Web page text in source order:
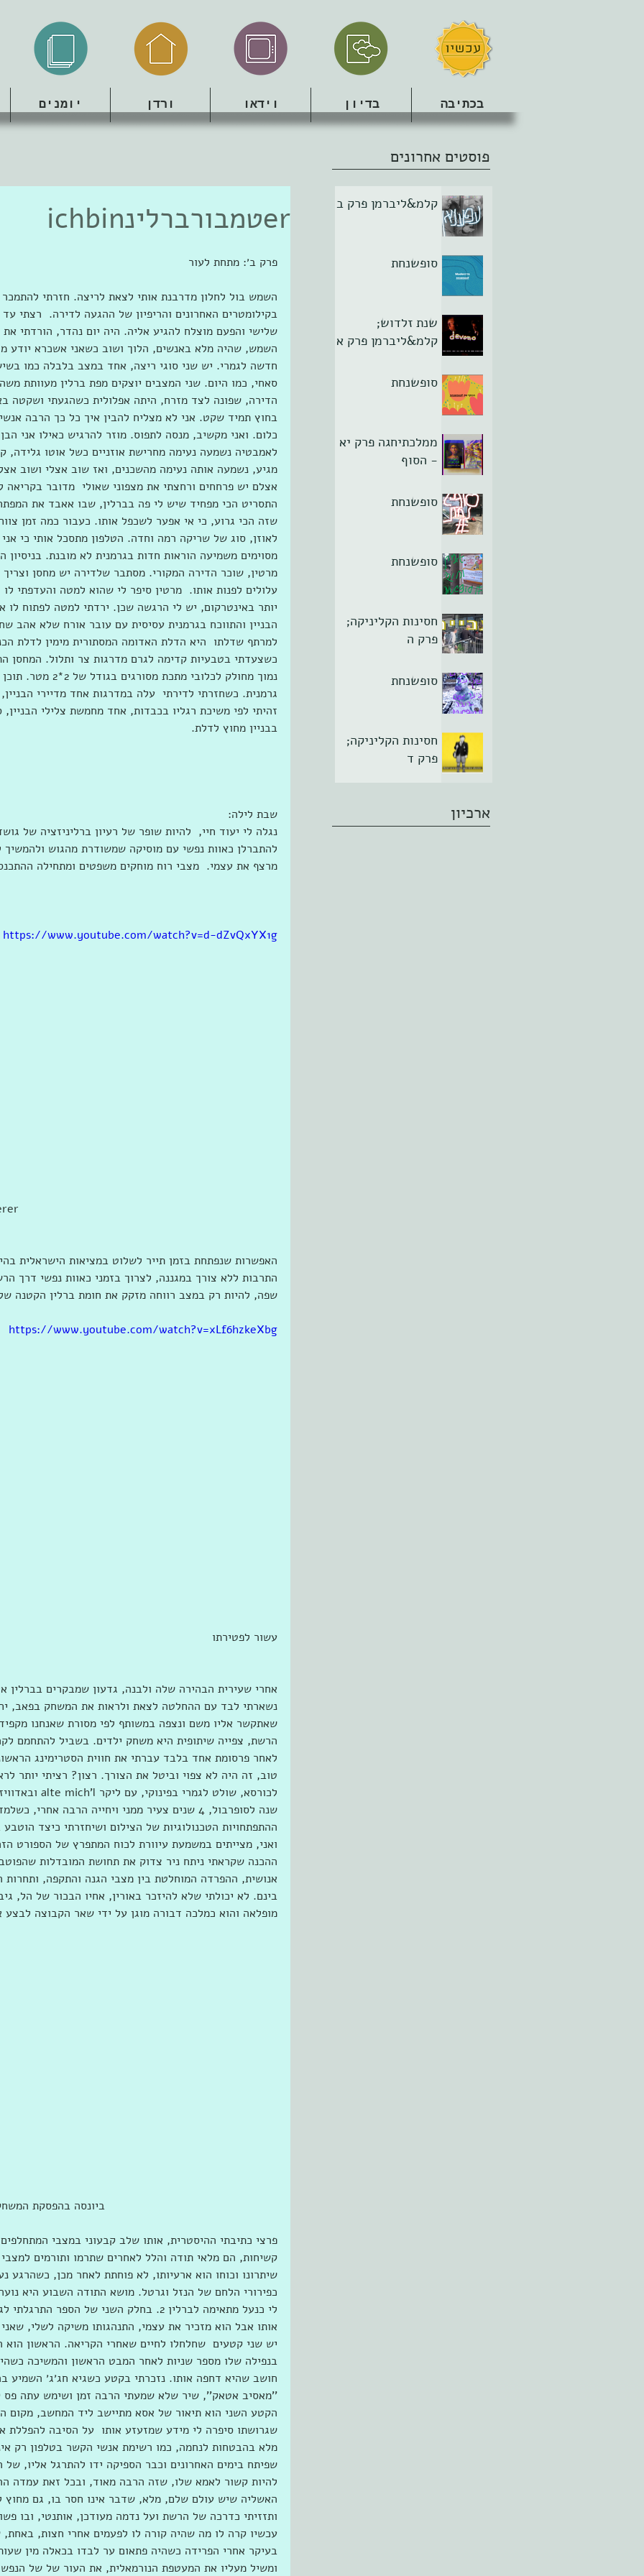
בכתיבה בדיון וידאו ורדן יומנים
פוסטים אחרונים
erטמבורברלינichbin
פרק ב׳: מתחת לעור
השמש בול לחלון מדרבנת אותי לצאת לריצה. חזרתי
בקילומטרים האחרונים והריפיון של ההגעה לדירה.  רצתי
שלישי והפעם מוצלח להגיע אליה. היה יום נהדר, הורדתי
השמש, שהיה מלא באנשים, הלוך ושוב כשאני אשכרא יודע
חדשה לגמרי. יש שני סוגי ריצה, אחד במצב בלבלה כמו
סאחי, כמו היום. שני המצבים יוצקים מפת ברלין מעוותת
הדירה, שפונה לצד מזרח, היתה אפלולית כשהגעתי
בחוץ תמיד שקט. אני לא מצליח להבין איך כל כך הרבה
כלום. ואני מקשיב, מנסה לתפוס. מוזר להרגיש כאילו אני
לאמבטיה נשמעה נעימה מחרישת אוזניים כשל אוטו
מגיע, נשמעה אותה נעימה מהשכנים, ואז שוב אצלי ושוב
אצלם יש פרחחים ורחצתי את מצפוני שאולי  מדובר
התסריט הכי מפחיד שיש לי פה בברלין, שבו אאבד את
שזה הכי גרוע, כי אי אפער לשכפל אותו. כעבור כמה זמן
לאוזן, סוג של שריקה רמה וחדה. הטלפון מתסכל אותי כי
מסוימים משמיעה הוראות חדות בגרמנית לא מובנת.
מרטין, שוכר הדירה המקורי. מסתבר שלדירה יש מחסן
עלולים לפנות אותו.  מרטין סיפר לי שהוא למטה והעדפתי
יותר באינטרקום, יש לי הרגשה שכן. ירדתי למטה לפתוח
הבניין והתווכח בגרמנית עסיסית עם עובר אורח שלא אהב
למרתף שדלתו  היא הדלת האדומה המסתורית מימין לדלת
כשצעדתי בטבעיות קדימה לגרם מדרגות צר ותלול. המחסן
נמוך מחולק לכלובי
גרמנית. כשחזרתי לדירתי  עלה במדרגות אחד מדיירי
זהיתי לפי משיכת רגליו בכבדות, אחד מחמשת צלילי
בבניין מחוץ לדלת.
שבת לילה:
נגלה לי יעוד חיי,  להיות שופר של רעיון ברליניזציה של
להתברלן כאוות נפשי עם מוסיקה שמשודרת מהגוש
מרצף את עצמי.  מצבי רוח מוחקים משפטים ומתחילה
https://www.youtube.com/watch?v=d-dZvQxYX1g
האפשרות שנפתחת בזמן תייר לשלוט במציאות הישראלית
התרבות ללא צורך במגננה, לצרוך בזמני כאוות נפשי דרך
שפה, להיות רק במצב רווחה מזקק את חומת ברלין הקטנה
https://www.youtube.com/watch?v=xLf6hzkeXbg
עשור לפטירתו
אחרי שעירית הבהירה שלה ולבנה, גדעון שמבקרים בברלין
נשארתי לבד עם ההחלטה לצאת ולראות את המשחק בפאב,
שאתקשר אליו משם ונצפה במשותף לפי מסורת שאנחנו
הרשת, צפייה שיתופית היא משחק ילדים. בשביל להתחמם
לאחר פרסומת אחד בלבד עברתי את חווית הסטרימינג
טוב, זה היה לא צפוי וביטל את הצורך. רצון? רציתי יותר
שנה לסופרבול, 4 שנים צעיר ממני ויחייה הרבה
ואני, מצייתים במשמעת עיוורת לכוח המתפרץ של הספורט
ההכנה שקראתי ניתח ניר צדוק את תחושת המובדלות
אנושית, ההפרדה המוחלטת בין מצבי הגנה והתקפה,
מופלאה והוא כמלכה דבורה מוגן על ידי שאר הקבוצה
ביונסה בהפסקת המשחק
פרצי כתיבתי ההיסטרית, אותו שלב קבעוני במצבי
קשיחות, הם מלאי תודה והלל לאחרים שתרמו ותורמים
שיתרונו וכוחו הוא ארעיותו, לא פוחתת לאחר מכן,
כפירורי הלחם של הנזל וגרטל. מושא התודה השבוע היא
לי כנעל מתאימה לברלין 2. בחלק השני של
אותו אבל הוא מזכיר את עצמי, התנהגותו משיקה לשלי,
יש שני קטעים  שחלחלו לחיים שאחרי הקריאה. הראשון
בנפילה שלו מספר שניות לאחר המבט הראשון והמשיכה
’’מאסיב אטאק’’, שיר שלא שמעתי הרבה זמן ושימש עתה
הקטע השני הוא תיאור של אסא מתיישב ליד המחשב, מקום
שגרושתו סיפרה לי מידע שמזעזע אותו  על הסיבה להפללת
מלא בהבטחות לנחמה, כמו רשימת אנשי הקשר בטלפון רק
שפיתח בימים האחרונים וכבר הספיקה ידו להתרגל אליו,
להיות קשור לאמא שלו, שזה הרבה מאוד, ובכל זאת עמדה
האשליה שיש עולם שלם, מלא, שדבר אינו חסר בו, גם מחוץ
ותזזיתי כדרכה של הרשת ועל נדמה מעודכן, אותנטי, ובו
עכשיו קרה לו מה שהיה קורה לו לפעמים אחרי חצות,
בעיקר אחרי הפרידה כשהיה פתאום ער לבדו בכאלה מין
ומשיל מעליו את המעטפת הנורמאלית, את העור של של
קלמ&ליברמן פרק ב
סופשנחת
שנת זלדוש;
קלמ&ליברמן פרק א
סופשנחת
ממלכתיחגה פרק יא
- הסוף
סופשנחת
סופשנחת
חסינות הקליניקה;
פרק ה
סופשנחת
חסינות הקליניקה;
פרק ד
ארכיון